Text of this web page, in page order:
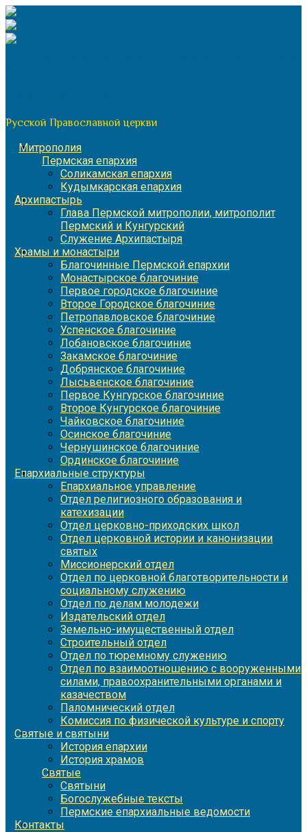
Перейти
к
содержимому
Русской Православной церкви
Митрополия
Пермская епархия
Соликамская епархия
Кудымкарская епархия
Архипастырь
Глава Пермской митрополии, митрополит
Пермский и Кунгурский
Служение Архипастыря
Храмы и монастыри
Благочинные Пермской епархии
Монастырское благочиние
Первое городское благочиние
Второе Городское благочиние
Петропавловское благочиние
Успенское благочиние
Лобановское благочиние
Закамское благочиние
Добрянское благочиние
Лысьвенское благочиние
Первое Кунгурское благочиние
Второе Кунгурское благочиние
Чайковское благочиние
Осинское благочиние
Чернушинское благочиние
Ординское благочиние
Епархиальные структуры
Епархиальное управление
Отдел религиозного образования и
катехизации
Отдел церковно-приходских школ
Отдел церковной истории и канонизации
святых
Миссионерский отдел
Отдел по церковной благотворительности и
социальному служению
Отдел по делам молодежи
Издательский отдел
Земельно-имущественный отдел
Строительный отдел
Отдел по тюремному служению
Отдел по взаимоотношению с вооруженными
силами, правоохранительными органами и
казачеством
Паломнический отдел
Комиссия по физической культуре и спорту
Святые и святыни
История епархии
История храмов
Святые
Святыни
Богослужебные тексты
Пермские епархиальные ведомости
Контакты